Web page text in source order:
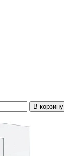
В корзину